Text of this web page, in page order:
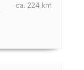
ca. 224 km